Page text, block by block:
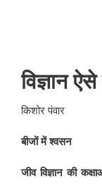
विज्ञान
किशोर पंवार
बीजों में श्वसन
जीव विज्ञान की